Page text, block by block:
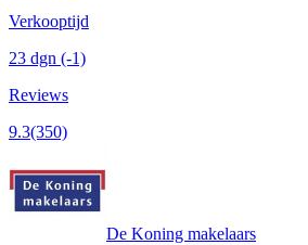
Verkooptijd
23 dgn (-1)
Reviews
9.3(350)
De Koning makelaars